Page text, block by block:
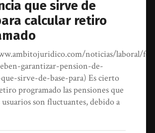
que sirve de
calcular retiro
noticias/laboral/
garantizar-pension-de-
sirve-de-base-para) Es cierto
programado las pensiones que
son fluctuantes, debido a